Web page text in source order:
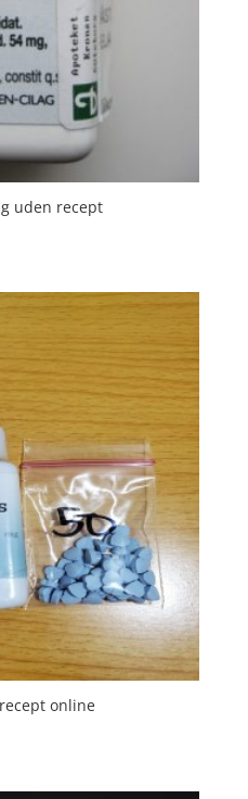
uden recept
3450,90
online